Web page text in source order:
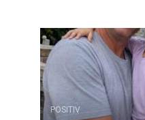
POSITIV